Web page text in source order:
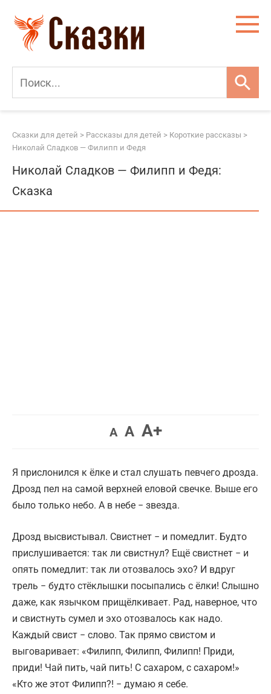
контенту
Сказки для детей > Рассказы для детей > Короткие рассказы >
Николай Сладков — Филипп и Федя
Николай Сладков — Филипп и Федя:
Сказка
AУменьшить
AВернуть
A+Увеличить
Я прислонился к ёлке и стал слушать певчего дрозда.
Дрозд пел на самой верхней еловой свечке. Выше его
было только небо. А в небе − звезда.
Дрозд высвистывал. Свистнет − и помедлит. Будто
прислушивается: так ли свистнул? Ещё свистнет − и
опять помедлит: так ли отозвалось эхо? И вдруг
трель − будто стёклышки посыпались с ёлки! Слышно
даже, как язычком прищёлкивает. Рад, наверное, что
и свистнуть сумел и эхо отозвалось как надо.
Каждый свист − слово. Так прямо свистом и
выговаривает: «Филипп, Филипп, Филипп! Приди,
приди! Чай пить, чай пить! С сахаром, с сахаром!»
«Кто же этот Филипп?! − думаю я себе.